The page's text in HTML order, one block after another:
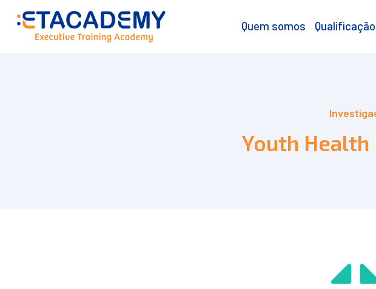
Quem somos
Youth Health